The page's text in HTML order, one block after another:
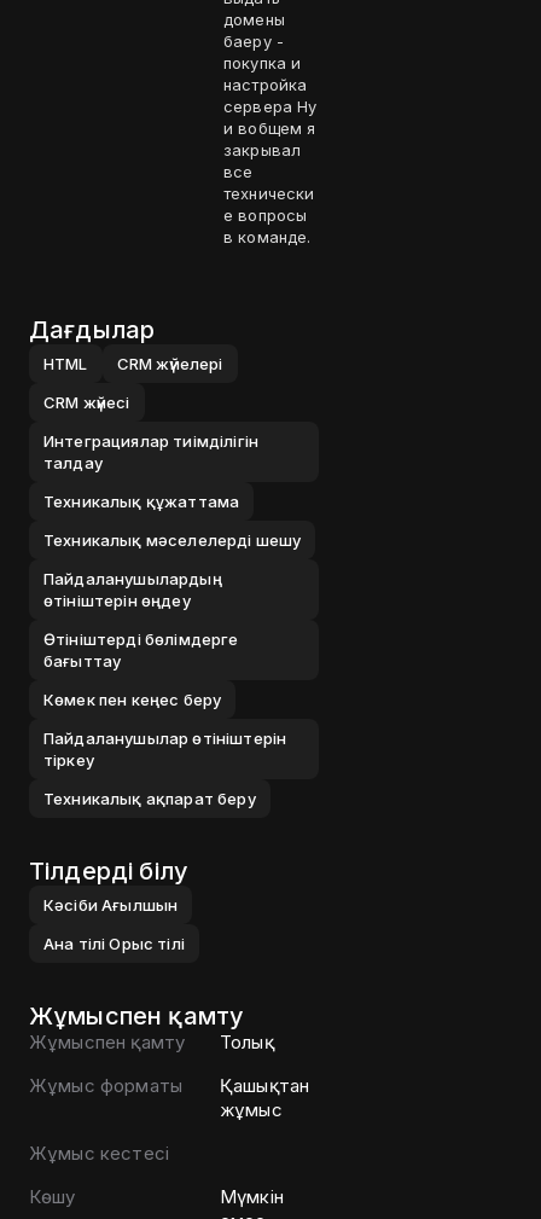
домены
баеру -
покупка и
настройка
сервера Ну
и вобщем я
закрывал
все
технически
е вопросы
в команде.
Дағдылар
HTML
CRM жүйелері
CRM жүйесі
Интеграциялар тиімділігін
талдау
Техникалық құжаттама
Техникалық мәселелерді шешу
Пайдаланушылардың
өтініштерін өңдеу
Өтініштерді бөлімдерге
бағыттау
Көмек пен кеңес беру
Пайдаланушылар өтініштерін
тіркеу
Техникалық ақпарат беру
Тілдерді білу
КәсібиАғылшын
Ана тілі Орыс тілі
Жұмыспен қамту
Жұмыспен қамту
Толық
Жұмыс форматы
Қашықтан
жұмыс
Жұмыс кестесі
Көшу
Мүмкін